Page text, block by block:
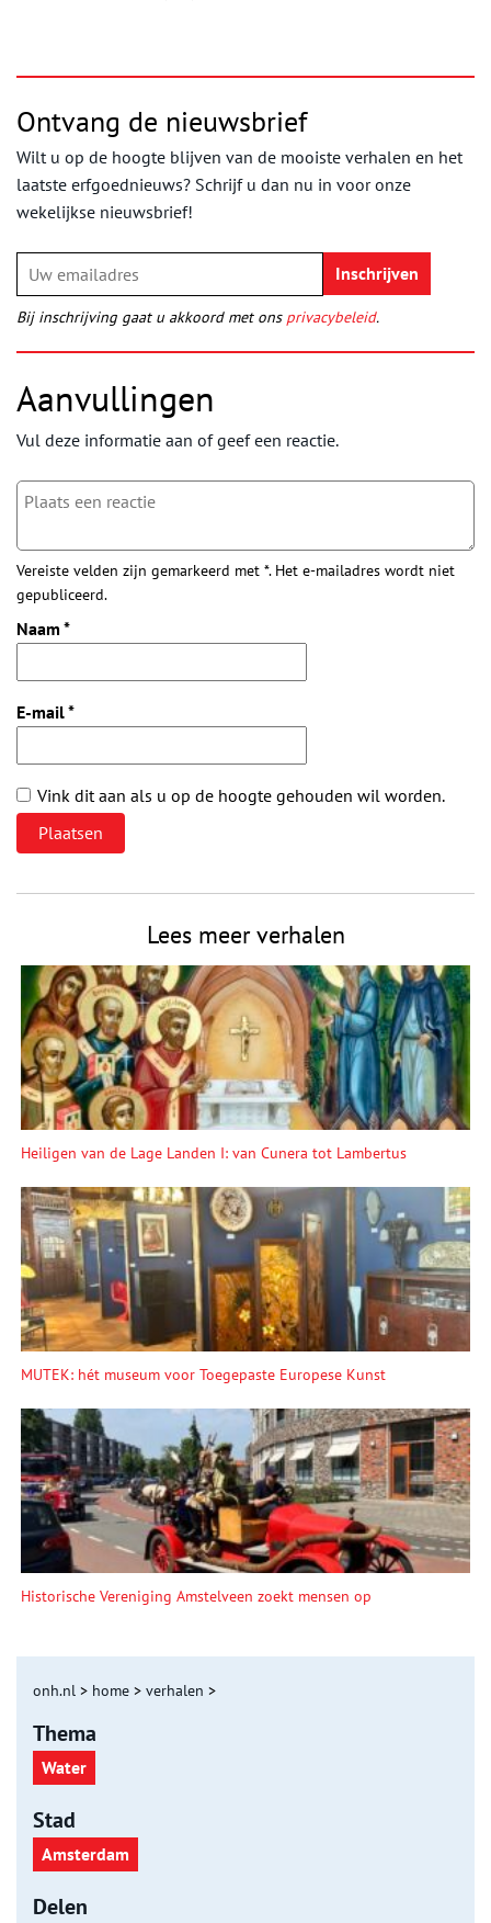
Ontvang de nieuwsbrief
Wilt u op de hoogte blijven van de mooiste verhalen en het
laatste erfgoednieuws? Schrijf u dan nu in voor onze
wekelijkse nieuwsbrief!
Bij inschrijving gaat u akkoord met ons privacybeleid.
Aanvullingen
Vul deze informatie aan of geef een reactie.
Vereiste velden zijn gemarkeerd met *. Het e-mailadres wordt niet
gepubliceerd.
Naam *
E-mail*
Vink dit aan als u op de hoogte gehouden wil worden.
Lees meer verhalen
Heiligen van de Lage Landen I: van Cunera tot Lambertus
MUTEK: hét museum voor Toegepaste Europese Kunst
Historische Vereniging Amstelveen zoekt mensen op
onh.nl > home > verhalen >
Thema
Water
Stad
Amsterdam
Delen